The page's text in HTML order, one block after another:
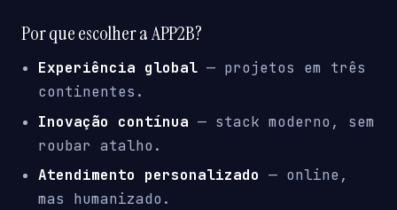
Por que escolher a APP2B?
Experiência global — projetos em três
continentes.
Inovação contínua — stack moderno, sem
roubar atalho.
Atendimento personalizado — online,
mas humanizado.